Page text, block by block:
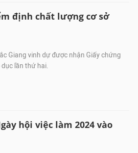
định chất lượng cơ sở
Giang vinh dự được nhận Giấy chứng
lần thứ hai.
hội việc làm 2024 vào